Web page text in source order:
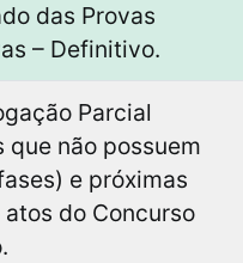
das Provas
– Definitivo.
Parcial
que não possuem
e próximas
do Concurso